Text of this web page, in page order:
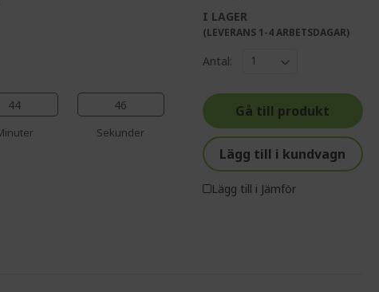
44 45
Sekunder
I LAGER
(LEVERANS 1-4 ARBETSDAGAR)
Antal:
Gå till produkt
Lägg till i kundvagn
Lägg till i Jämför